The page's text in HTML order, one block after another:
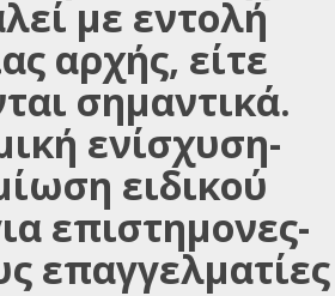
με εντολή
αρχής, είτε
σημαντικά.
ενίσχυση-
ειδικού
επιστημονες-
επαγγελματίες